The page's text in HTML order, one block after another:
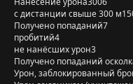
с дистанции свыше 300 м
Получено попаданий7
пробитий4
не нанёсших урон3
Получено попаданий
Урон, заблокированный